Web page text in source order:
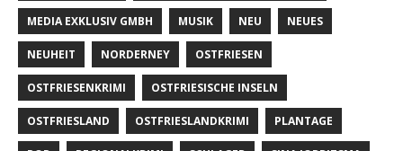
MEDIA EXKLUSIV GMBH MUSIK NEU NEUES
NEUHEIT NORDERNEY OSTFRIESEN
OSTFRIESENKRIMI OSTFRIESISCHE INSELN
OSTFRIESLAND OSTFRIESLANDKRIMI PLANTAGE